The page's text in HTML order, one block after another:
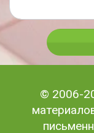
© 2006-